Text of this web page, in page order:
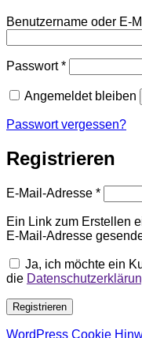
Benutzername oder E-
Passwort*Erforderlich
Angemeldet bleiben
Passwort vergessen?
Registrieren
E-Mail-Adresse *
Ein Link zum Erstellen
E-Mail-Adresse
Ja, ich möchte ein
die
Registrieren
WordPress Cookie